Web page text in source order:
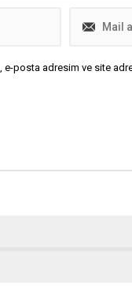
e-posta adresim ve site